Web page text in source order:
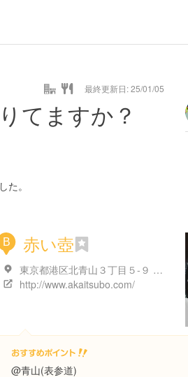
最終更新日: 25/01/05
てますか？
。
B 赤い壺
東京都港区北青山３丁目５-９ レイカーズ青山 3階
http://www.akaitsubo.com/
@青山(表参道)